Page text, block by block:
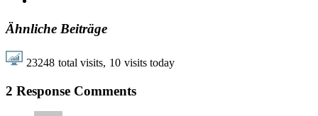
Ähnliche Beiträge
23248 total visits, 10 visits today
2 Response Comments